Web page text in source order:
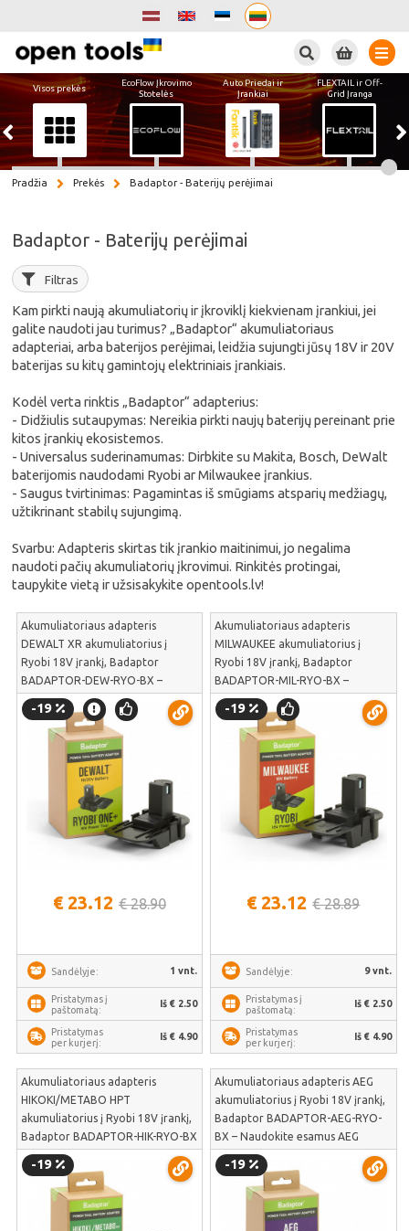
Visos prekės
EcoFlow Įkrovimo
Stotelės
Auto Priedai ir
Įrankiai
FLEXTAIL ir Off-
Grid Įranga
Pradžia Prekės Badaptor - Baterijų perėjimai
Badaptor - Baterijų perėjimai
Filtras
Kam pirkti naują akumuliatorių ir įkroviklį kiekvienam įrankiui, jei
galite naudoti jau turimus? „Badaptor“ akumuliatoriaus
adapteriai, arba baterijos perėjimai, leidžia sujungti jūsų 18V ir 20V
baterijas su kitų gamintojų elektriniais įrankiais.
Kodėl verta rinktis „Badaptor“ adapterius:
- Didžiulis sutaupymas: Nereikia pirkti naujų baterijų pereinant prie
kitos įrankių ekosistemos.
- Universalus suderinamumas: Dirbkite su Makita, Bosch, DeWalt
baterijomis naudodami Ryobi ar Milwaukee įrankius.
- Saugus tvirtinimas: Pagamintas iš smūgiams atsparių medžiagų,
užtikrinant stabilų sujungimą.
Svarbu: Adapteris skirtas tik įrankio maitinimui, jo negalima
naudoti pačių akumuliatorių įkrovimui. Rinkitės protingai,
taupykite vietą ir užsisakykite opentools.lv!
Akumuliatoriaus adapteris
DEWALT XR akumuliatorius į
Ryobi 18V įrankį, Badaptor
BADAPTOR-DEW-RYO-BX –
Naudokite DeWALT XR ličio
akumuliatorius Ryobi 18V ONE+
sodo technikai maitinti |
BADAPTOR-DEW-RYO-BX
-19
€ 23.12 € 28.90
Sandėlyje: 1 vnt.
Pristatymas į
paštomatą:
Iš € 2.50
Pristatymas
per kurjerį:
Iš € 4.90
Akumuliatoriaus adapteris
MILWAUKEE akumuliatorius į
Ryobi 18V įrankį, Badaptor
BADAPTOR-MIL-RYO-BX –
Naudokite Milwaukee M18
akumuliatorių galią Ryobi 18V
ONE+ sodo įrankiams valdyti |
BADAPTOR-MIL-RYO-BX
-19
€ 23.12 € 28.89
Sandėlyje: 9 vnt.
Pristatymas į
paštomatą:
Iš € 2.50
Pristatymas
per kurjerį:
Iš € 4.90
Akumuliatoriaus adapteris
HIKOKI/METABO HPT
akumuliatorius į Ryobi 18V įrankį,
Badaptor BADAPTOR-HIK-RYO-BX
– Perkelkite galingą HiKOKI ir
Metabo HPT akumuliatorių
energiją į Ryobi 18V ONE+
ekosistemą | BADAPTOR-HIK-RYO-
-19
Akumuliatoriaus adapteris AEG
akumuliatorius į Ryobi 18V įrankį,
Badaptor BADAPTOR-AEG-RYO-
BX – Naudokite esamus AEG
akumuliatorius plačioje Ryobi
ONE+ sodo ir remonto įrankių
serijoje | BADAPTOR-AEG-RYO-BX
-19